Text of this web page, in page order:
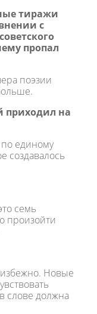
тиражи
с
пропал
поэзии
приходил на
по единому
создавалось
семь
произойти
Новые
слове должна